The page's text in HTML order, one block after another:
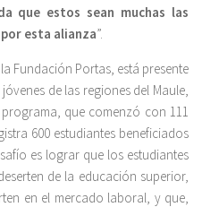
que estos sean muchas las
esta alianza”.
Fundación Portas, está presente
de las regiones del Maule,
que comenzó con 111
600 estudiantes beneficiados
es lograr que los estudiantes
de la educación superior,
en el mercado laboral, y que,